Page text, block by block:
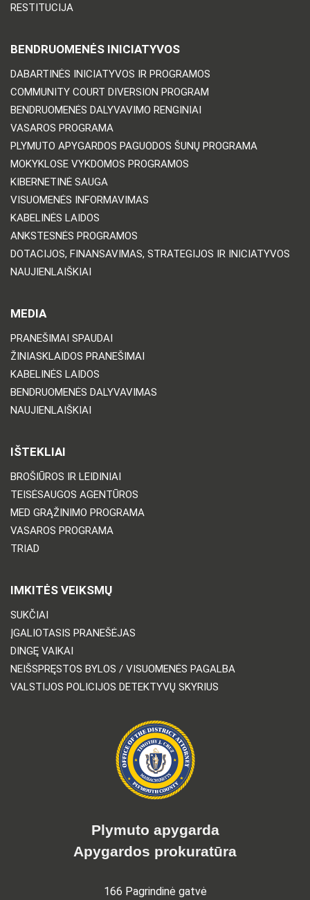
RESTITUCIJA
BENDRUOMENĖS INICIATYVOS
DABARTINĖS INICIATYVOS IR PROGRAMOS
COMMUNITY COURT DIVERSION PROGRAM
BENDRUOMENĖS DALYVAVIMO RENGINIAI
VASAROS PROGRAMA
PLYMUTO APYGARDOS PAGUODOS ŠUNŲ PROGRAMA
MOKYKLOSE VYKDOMOS PROGRAMOS
KIBERNETINĖ SAUGA
VISUOMENĖS INFORMAVIMAS
KABELINĖS LAIDOS
ANKSTESNĖS PROGRAMOS
DOTACIJOS, FINANSAVIMAS, STRATEGIJOS IR INICIATYVOS
NAUJIENLAIŠKIAI
MEDIA
PRANEŠIMAI SPAUDAI
ŽINIASKLAIDOS PRANEŠIMAI
KABELINĖS LAIDOS
BENDRUOMENĖS DALYVAVIMAS
NAUJIENLAIŠKIAI
IŠTEKLIAI
BROŠIŪROS IR LEIDINIAI
TEISĖSAUGOS AGENTŪROS
MED GRĄŽINIMO PROGRAMA
VASAROS PROGRAMA
TRIAD
IMKITĖS VEIKSMŲ
SUKČIAI
ĮGALIOTASIS PRANEŠĖJAS
DINGĘ VAIKAI
NEIŠSPRĘSTOS BYLOS / VISUOMENĖS PAGALBA
VALSTIJOS POLICIJOS DETEKTYVŲ SKYRIUS
Plymuto apygarda
Apygardos prokuratūra
166 Pagrindinė gatvė